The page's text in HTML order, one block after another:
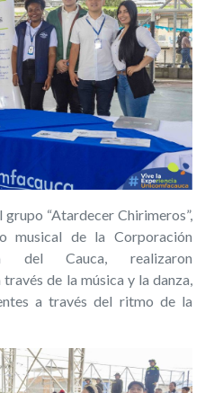
grupo “Atardecer Chirimeros”,
musical de la Corporación
del Cauca, realizaron
de la música y la danza,
a través del ritmo de la